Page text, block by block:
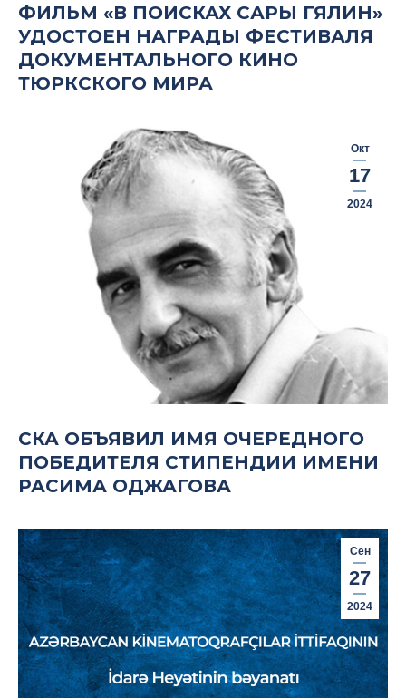
ФИЛЬМ «В ПОИСКАХ САРЫ ГЯЛИН»
УДОСТОЕН НАГРАДЫ ФЕСТИВАЛЯ
ДОКУМЕНТАЛЬНОГО КИНО
ТЮРКСКОГО МИРА
Окт
17
2024
СКА ОБЪЯВИЛ ИМЯ ОЧЕРЕДНОГО
ПОБЕДИТЕЛЯ СТИПЕНДИИ ИМЕНИ
РАСИМА ОДЖАГОВА
Сен
27
2024